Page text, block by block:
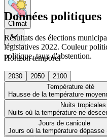
Climat
Horizon temporel
2030 2050
2100
Température été
Hausse de la température
Nuits tropicales
Nuits où la température ne
Jours de canicule
Jours où la température dépasse
Données politiques
Résultats des élections
législatives 2022. Couleur
politique, taux d'abstention.